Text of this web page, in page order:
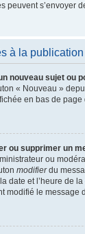
peuvent s’envoyer
à la
nouveau sujet ou
« Nouveau »
en bas de page
ou supprimer un
ou
modifierdu
date et l’heure de
modifié le